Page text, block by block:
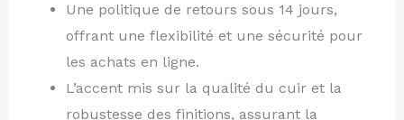
Une politique de retours sous 14 jours,
offrant une flexibilité et une sécurité pour
les achats en ligne.
L’accent mis sur la qualité du cuir et la
robustesse des finitions, assurant la